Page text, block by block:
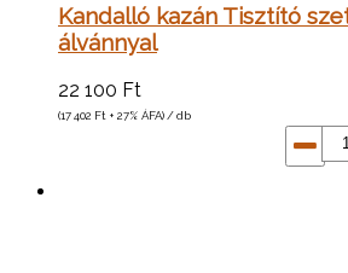
Kandalló kazán Tisztító
álvánnyal
22 100 Ft
(17 402 Ft + 27% ÁFA) / db